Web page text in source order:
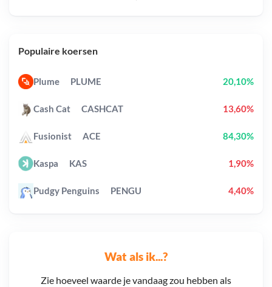
Wat als ik...?
Zie hoeveel waarde je vandaag zou hebben als
Populaire koersen
Plume PLUME 20,10%
Cash Cat CASHCAT 13,60%
Fusionist ACE 84,30%
Kaspa KAS 1,90%
Pudgy Penguins PENGU 4,40%